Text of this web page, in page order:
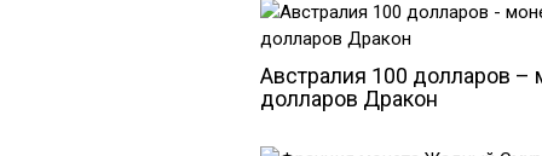
Австралия 100 долларов –
долларов Дракон